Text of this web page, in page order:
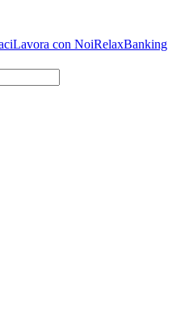
Lavora con NoiRelaxBanking